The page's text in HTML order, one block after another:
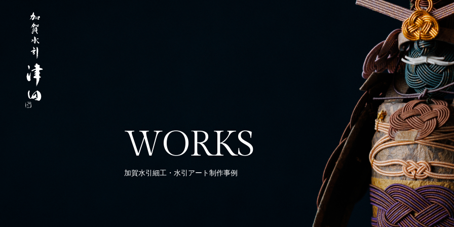
WORKS
加賀水引細工・水引アート制作事例